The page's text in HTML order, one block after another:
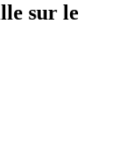
sur le